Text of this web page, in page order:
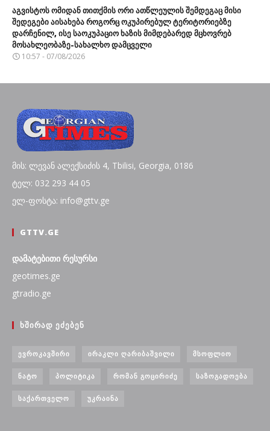
აგვისტოს ომიდან თითქმის ორი ათწლეულის შემდეგაც მისი
შედეგები აისახება როგორც ოკუპირებულ ტერიტორიებზე
დარჩენილ, ისე საოკუპაციო ხაზის მიმდებარედ მცხოვრებ
მოსახლეობაზე-სახალხო დამცველი
10:57 - 07/08/2026
მის: ლევან ალექსიძის 4, Tbilisi, Georgia, 0186
ტელ: 032 293 44 05
ელ-ფოსტა: info@gttv.ge
GTTV.GE
დამატებითი რესურსი
geotimes.ge
gtradio.ge
ᲮᲨᲘᲠᲐᲓ ᲔᲫᲔᲑᲔᲜ
ᲔᲕᲠᲝᲙᲐᲕᲨᲘᲠᲘ ᲘᲠᲐᲙᲚᲘ ᲦᲐᲠᲘᲑᲐᲨᲕᲘᲚᲘ ᲛᲡᲝᲤᲚᲘᲝ
ᲜᲐᲢᲝ ᲞᲝᲚᲘᲢᲘᲙᲐ ᲠᲝᲛᲐᲜ ᲒᲝᲪᲘᲠᲘᲫᲔ ᲡᲐᲖᲝᲒᲐᲓᲝᲔᲑᲐ
ᲡᲐᲥᲐᲠᲗᲕᲔᲚᲝ ᲣᲙᲠᲐᲘᲜᲐ